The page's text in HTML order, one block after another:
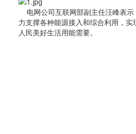
电网公司互联网部副主任汪峰表示
力支撑各种能源接入和综合利用，实
人民美好生活用能需要。